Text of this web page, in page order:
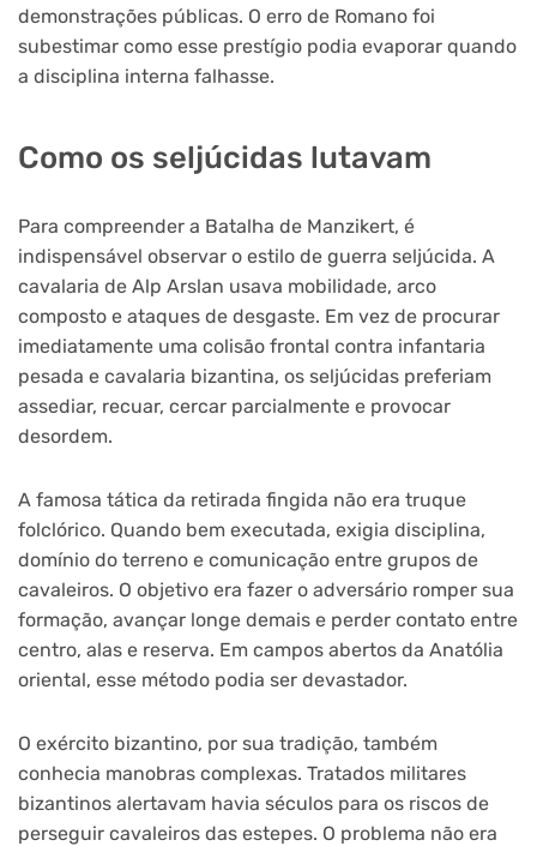
demonstrações públicas. O erro de Romano foi
subestimar como esse prestígio podia evaporar quando
a disciplina interna falhasse.
Como os seljúcidas lutavam
Para compreender a Batalha de Manzikert, é
indispensável observar o estilo de guerra seljúcida. A
cavalaria de Alp Arslan usava mobilidade, arco
composto e ataques de desgaste. Em vez de procurar
imediatamente uma colisão frontal contra infantaria
pesada e cavalaria bizantina, os seljúcidas preferiam
assediar, recuar, cercar parcialmente e provocar
desordem.
A famosa tática da retirada fingida não era truque
folclórico. Quando bem executada, exigia disciplina,
domínio do terreno e comunicação entre grupos de
cavaleiros. O objetivo era fazer o adversário romper sua
formação, avançar longe demais e perder contato entre
centro, alas e reserva. Em campos abertos da Anatólia
oriental, esse método podia ser devastador.
O exército bizantino, por sua tradição, também
conhecia manobras complexas. Tratados militares
bizantinos alertavam havia séculos para os riscos de
perseguir cavaleiros das estepes. O problema não era